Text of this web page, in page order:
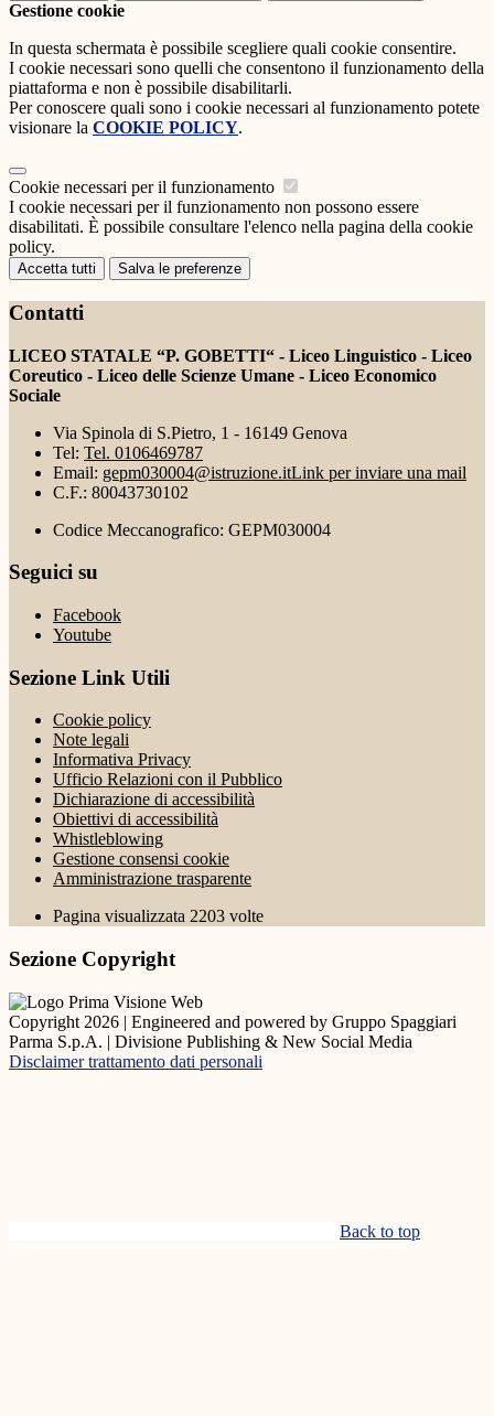
Gestione cookie
In questa schermata è possibile scegliere quali cookie consentire.
I cookie necessari sono quelli che consentono il funzionamento della
piattaforma e non è possibile disabilitarli.
Per conoscere quali sono i cookie necessari al funzionamento potete
visionare la COOKIE POLICY.
Cookie necessari per il funzionamento
I cookie necessari per il funzionamento non possono essere
disabilitati. È possibile consultare l'elenco nella pagina della cookie
policy.
Accetta tutti Salva le preferenze
Contatti
LICEO STATALE “P. GOBETTI“ - Liceo Linguistico - Liceo
Coreutico - Liceo delle Scienze Umane - Liceo Economico
Sociale
Via Spinola di S.Pietro, 1 - 16149 Genova
Tel: Tel. 0106469787
Email: gepm030004@istruzione.itLink per inviare una mail
C.F.: 80043730102
Codice Meccanografico: GEPM030004
Seguici su
Facebook
Youtube
Sezione Link Utili
Cookie policy
Note legali
Informativa Privacy
Ufficio Relazioni con il Pubblico
Dichiarazione di accessibilità
Obiettivi di accessibilità
Whistleblowing
Gestione consensi cookie
Amministrazione trasparente
Pagina visualizzata 2203 volte
Sezione Copyright
Copyright 2026 | Engineered and powered by Gruppo Spaggiari
Parma S.p.A. | Divisione Publishing & New Social Media
Disclaimer trattamento dati personali
Back to top